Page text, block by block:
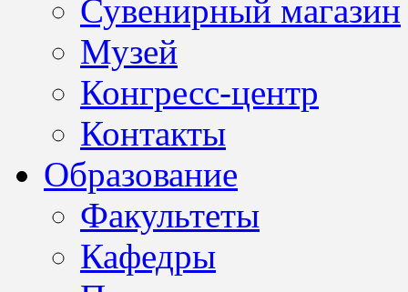
Сувенирный магазин
Музей
Конгресс-центр
Контакты
Образование
Факультеты
Кафедры